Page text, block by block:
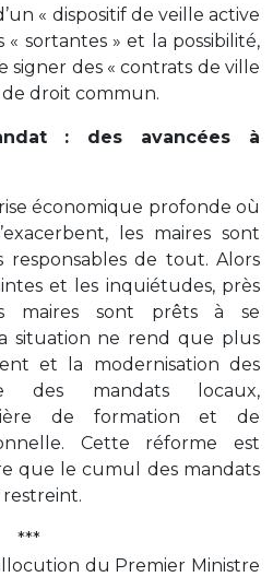
« dispositif de veille active
sortantes » et la possibilité,
signer des « contrats de ville
de droit commun.
: des avancées à
économique profonde où
les maires sont
de tout. Alors
et les inquiétudes, près
maires sont prêts à se
situation ne rend que plus
et la modernisation des
des mandats locaux,
de formation et de
Cette réforme est
que le cumul des mandats
***
du Premier Ministre